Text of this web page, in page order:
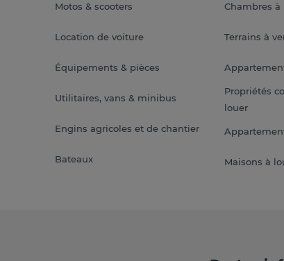
Motos & scooters
Location de voiture
Équipements & pièces
Utilitaires, vans & minibus
Engins agricoles et de chantier
Bateaux
Chambres à
Terrains à
Propriétés
louer
Maisons à